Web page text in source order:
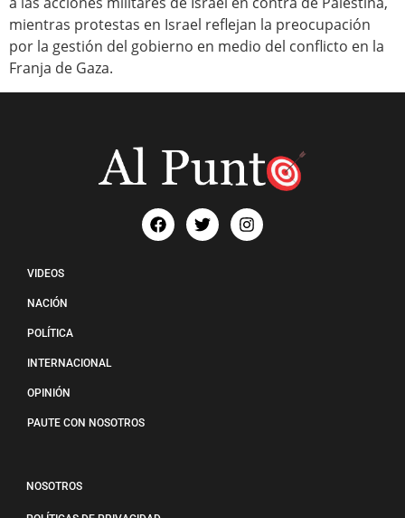
mientras protestas en Israel reflejan la preocupación
por la gestión del gobierno en medio del conflicto en la
Franja de Gaza.
VIDEOS
NACIÓN
POLÍTICA
INTERNACIONAL
OPINIÓN
PAUTE CON NOSOTROS
NOSOTROS